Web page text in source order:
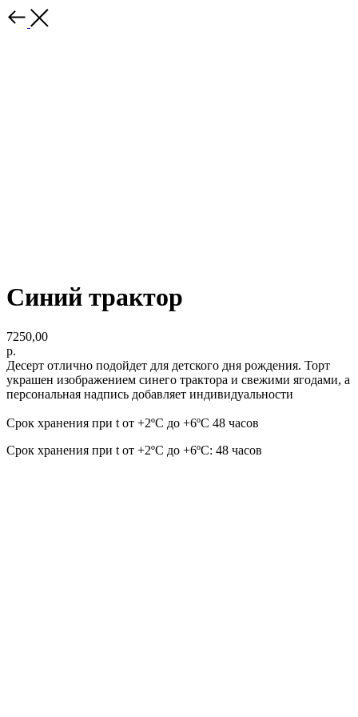
Синий трактор
7250,00
р.
Десерт отлично подойдет для детского дня рождения. Торт
украшен изображением синего трактора и свежими ягодами, а
персональная надпись добавляет индивидуальности
Срок хранения при t от +2ºС до +6ºС 48 часов
Срок хранения при t от +2ºС до +6ºС: 48 часов